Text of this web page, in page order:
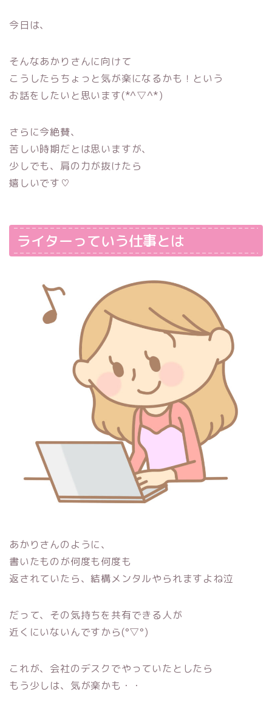
今日は、
そんなあかりさんに向けて
こうしたらちょっと気が楽になるかも！という
お話をしたいと思います(*^▽^*)
さらに今絶賛、
苦しい時期だとは思いますが、
少しでも、肩の力が抜けたら
嬉しいです♡
ライターっていう仕事とは
あかりさんのように、
書いたものが何度も何度も
返されていたら、結構メンタルやられますよね泣
だって、その気持ちを共有できる人が
近くにいないんですから(°▽°)
これが、会社のデスクでやっていたとしたら
もう少しは、気が楽かも・・